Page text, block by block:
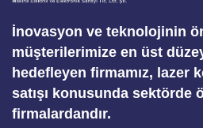
İnovasyon ve teknolojinin
müşterilerimize en üst
hedefleyen firmamız, lazer
satışı konusunda sektörde
firmalardandır.